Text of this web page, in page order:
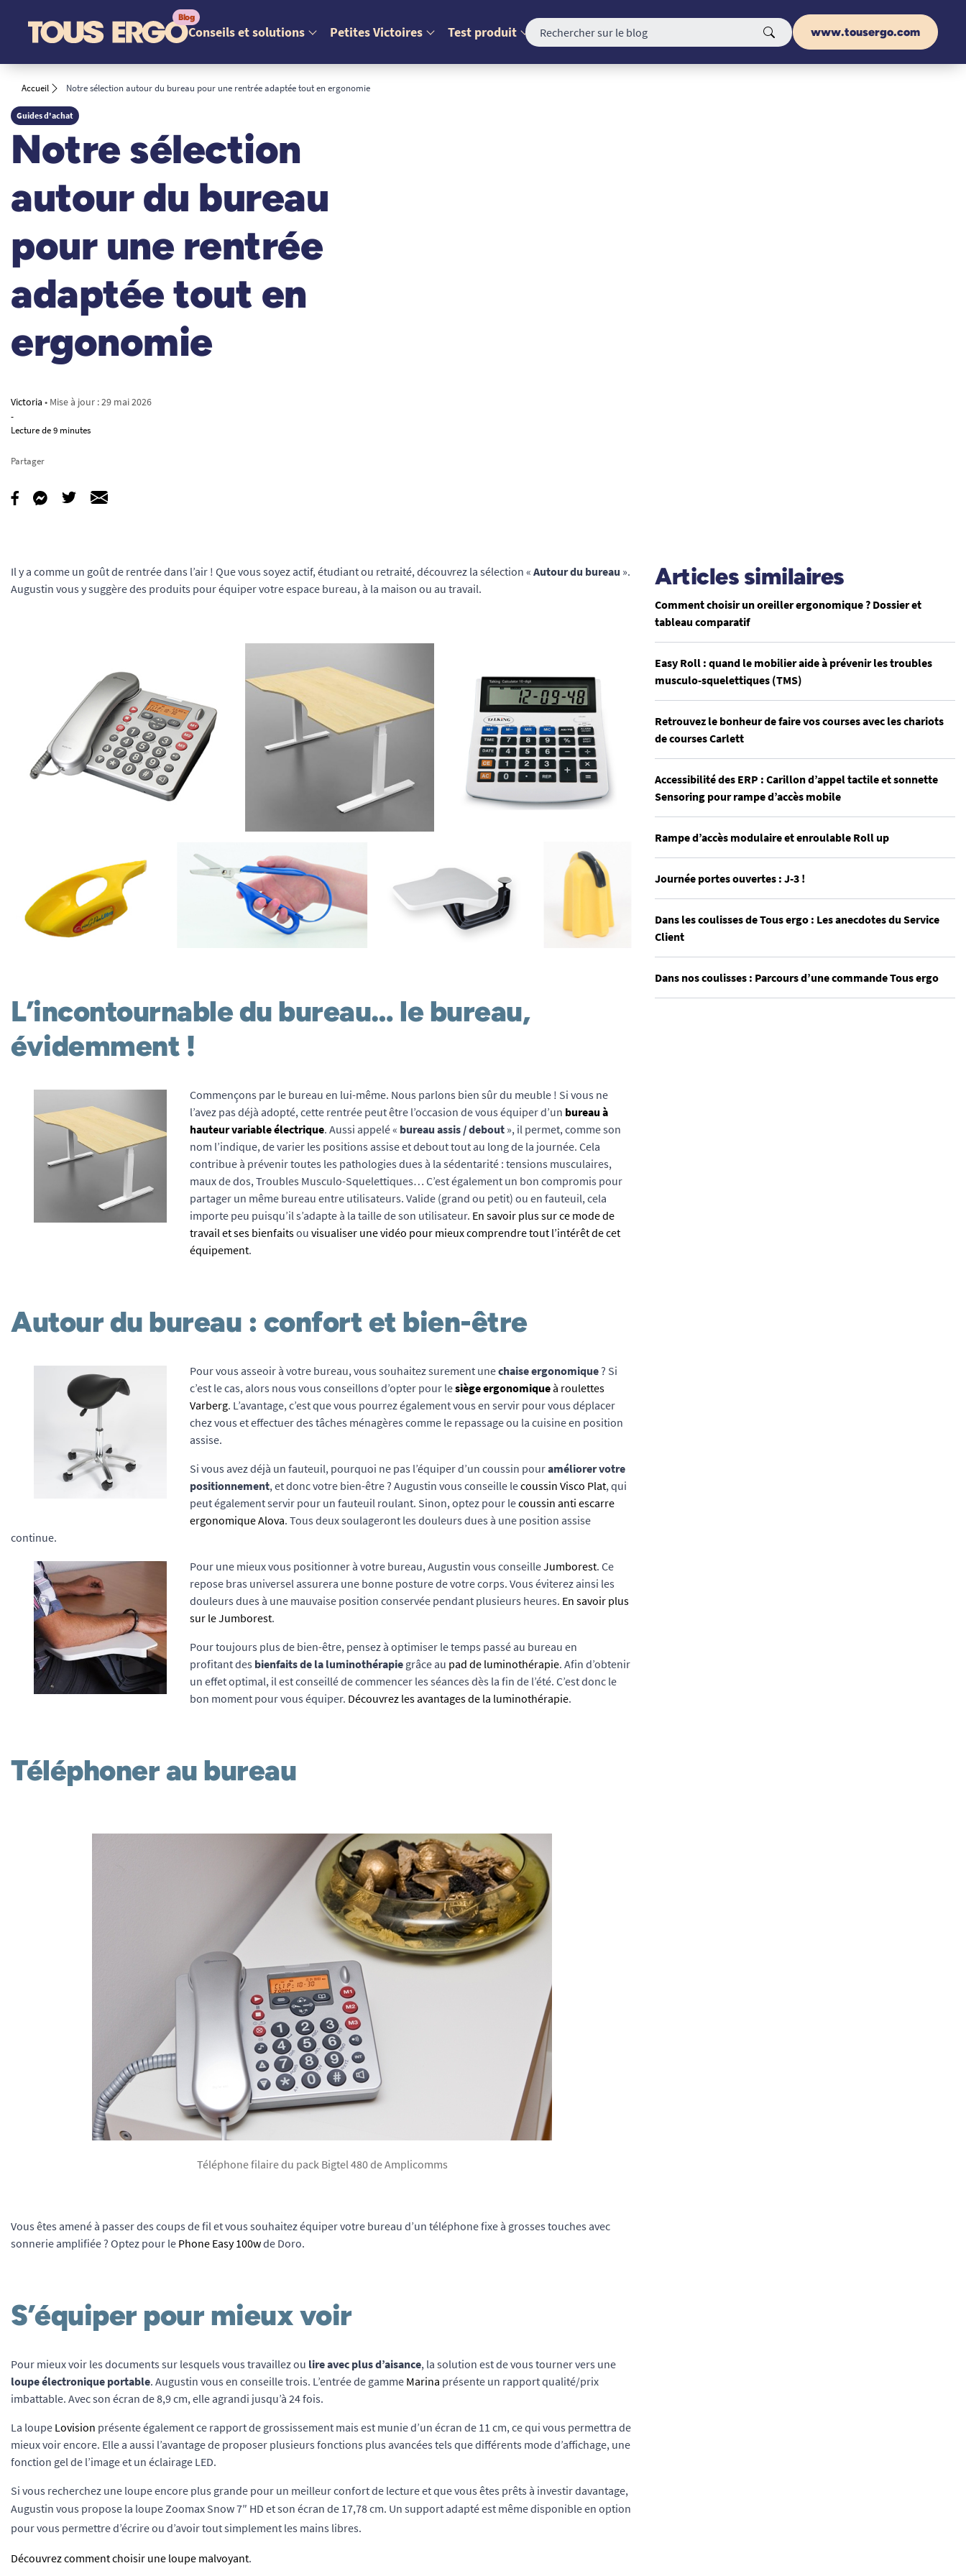
Conseils et solutions Petites Victoires Test produit www.tousergo.com
Accueil Notre sélection autour du bureau pour une rentrée adaptée tout en ergonomie
Guides d'achat
Notre sélection
autour du bureau
pour une rentrée
adaptée tout en
ergonomie
Victoria • Mise à jour :29 mai 2026
-
Lecture de 9 minutes
Partager
Il y a comme un goût de rentrée dans l’air ! Que vous soyez actif, étudiant ou retraité, découvrez la sélection « Autour du bureau ».
Augustin vous y suggère des produits pour équiper votre espace bureau, à la maison ou au travail.
L’incontournable du bureau… le bureau,
évidemment !
Commençons par le bureau en lui-même. Nous parlons bien sûr du meuble ! Si vous ne
l’avez pas déjà adopté, cette rentrée peut être l’occasion de vous équiper d’un bureau à
hauteur variable électrique. Aussi appelé « bureau assis / debout », il permet, comme son
nom l’indique, de varier les positions assise et debout tout au long de la journée. Cela
contribue à prévenir toutes les pathologies dues à la sédentarité : tensions musculaires,
maux de dos, Troubles Musculo-Squelettiques… C’est également un bon compromis pour
partager un même bureau entre utilisateurs. Valide (grand ou petit) ou en fauteuil, cela
importe peu puisqu’il s’adapte à la taille de son utilisateur. En savoir plus sur ce mode de
travail et ses bienfaitsou visualiser une vidéo pour mieux comprendre tout l’intérêt de cet
équipement.
Autour du bureau : confort et bien-être
Pour vous asseoir à votre bureau, vous souhaitez surement unechaise ergonomique? Si
c’est le cas, alors nous vous conseillons d’opter pour lesiège ergonomiqueà roulettes
Varberg. L’avantage, c’est que vous pourrez également vous en servir pour vous déplacer
chez vous et effectuer des tâches ménagères comme le repassage ou la cuisine en position
assise.
Si vous avez déjà un fauteuil, pourquoi ne pas l’équiper d’un coussin pouraméliorer votre
positionnement, et donc votre bien-être ? Augustin vous conseille lecoussin Visco Plat, qui
peut également servir pour un fauteuil roulant. Sinon, optez pour lecoussin anti escarre
ergonomique Alova. Tous deux soulageront les douleurs dues à une position assise
continue.
Pour une mieux vous positionner à votre bureau, Augustin vous conseilleJumborest. Ce
repose bras universel assurera une bonne posture de votre corps. Vous éviterez ainsi les
douleurs dues à une mauvaise position conservée pendant plusieurs heures. En savoir plus
sur le Jumborest.
Pour toujours plus de bien-être, pensez à optimiser le temps passé au bureau en
profitant des bienfaits de la luminothérapie grâce au pad de luminothérapie. Afin d’obtenir
un effet optimal, il est conseillé de commencer les séances dès la fin de l’été. C’est donc le
bon moment pour vous équiper. Découvrez les avantages de la luminothérapie.
Téléphoner au bureau
Téléphone filaire du pack Bigtel 480 de Amplicomms
Vous êtes amené à passer des coups de fil et vous souhaitez équiper votre bureau d’un téléphone fixe à grosses touches avec
sonnerie amplifiée ? Optez pour le Phone Easy 100wde Doro.
S’équiper pour mieux voir
Pour mieux voir les documents sur lesquels vous travaillez ou lire avec plus d’aisance, la solution est de vous tourner vers une
loupe électronique portable. Augustin vous en conseille trois. L’entrée de gamme Marina présente un rapport qualité/prix
imbattable. Avec son écran de 8,9 cm, elle agrandi jusqu’à 24 fois.
La loupe Lovision présente également ce rapport de grossissement mais est munie d’un écran de 11 cm, ce qui vous permettra de
mieux voir encore. Elle a aussi l’avantage de proposer plusieurs fonctions plus avancées tels que différents mode d’affichage, une
fonction gel de l’image et un éclairage LED.
Si vous recherchez une loupe encore plus grande pour un meilleur confort de lecture et que vous êtes prêts à investir davantage,
Augustin vous propose la loupe Zoomax Snow 7″ HD et son écran de 17,78 cm. Un support adapté est même disponible en option
pour vous permettre d’écrire ou d’avoir tout simplement les mains libres.
Découvrez comment choisir une loupe malvoyant.
Articles similaires
Comment choisir un oreiller ergonomique ? Dossier et
tableau comparatif
Easy Roll : quand le mobilier aide à prévenir les troubles
musculo-squelettiques (TMS)
Retrouvez le bonheur de faire vos courses avec les chariots
de courses Carlett
Accessibilité des ERP : Carillon d’appel tactile et sonnette
Sensoring pour rampe d’accès mobile
Rampe d’accès modulaire et enroulable Roll up
Journée portes ouvertes : J-3 !
Dans les coulisses de Tous ergo : Les anecdotes du Service
Client
Dans nos coulisses : Parcours d’une commande Tous ergo